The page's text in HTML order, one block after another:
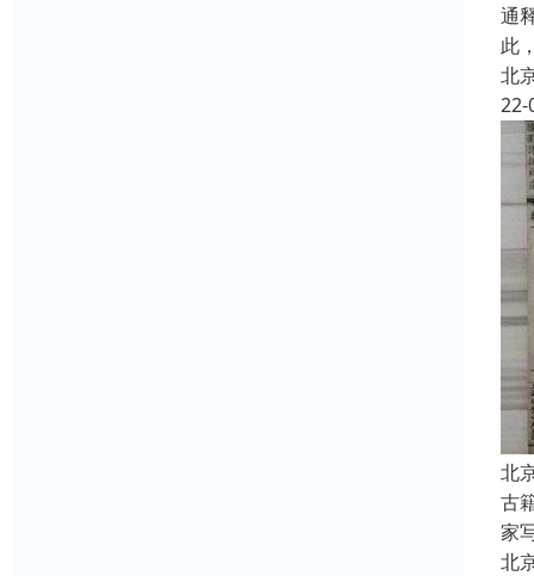
通
此
北
22-
北
古
家
北